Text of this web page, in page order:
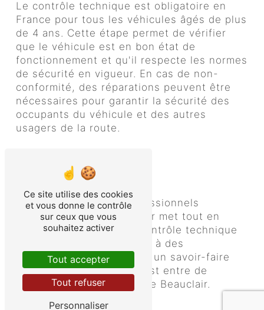
Le contrôle technique est obligatoire en
France pour tous les véhicules âgés de plus
de 4 ans. Cette étape permet de vérifier
que le véhicule est en bon état de
fonctionnement et qu'il respecte les normes
de sécurité en vigueur. En cas de non-
conformité, des réparations peuvent être
nécessaires pour garantir la sécurité des
occupants du véhicule et des autres
usagers de la route.
du contrôle technique à
Mulsanne
Avec son équipe de professionnels
qualifiés, Garage Beauclair met tout en
œuvre pour réaliser un contrôle technique
rigoureux et précis. Grâce à des
équipements de pointe et un savoir-faire
reconnu, votre véhicule est entre de
bonnes mains chez Garage Beauclair.
Ce site utilise des cookies
et vous donne le contrôle
sur ceux que vous
souhaitez activer
Tout accepter
Tout refuser
Personnaliser